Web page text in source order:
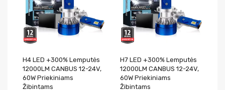
H4 LED +300% Lemputės
12000LM CANBUS 12-24V,
60W Priekiniams
Žibintams
H7 LED +300% Lemputės
12000LM CANBUS 12-24V,
60W Priekiniams
Žibintams